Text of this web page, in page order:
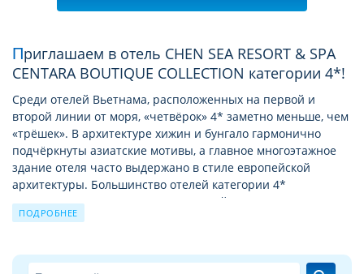
Приглашаем в отель CHEN SEA RESORT & SPA
CENTARA BOUTIQUE COLLECTION категории 4*!
Среди отелей Вьетнама, расположенных на первой и
второй линии от моря, «четвёрок» 4* заметно меньше, чем
«трёшек». В архитектуре хижин и бунгало гармонично
подчёркнуты азиатские мотивы, а главное многоэтажное
здание отеля часто выдержано в стиле европейской
архитектуры. Большинство отелей категории 4*
незначительно отличаются от отелей 5 звeзд. Практически
в каждом отеле 4* (за исключением городских) будет
зарослей бамбука. Бассейн у отеля 4* практически не
отличаются от более статусных 5*, мебель и сантехника в
ПОДРОБНЕЕ